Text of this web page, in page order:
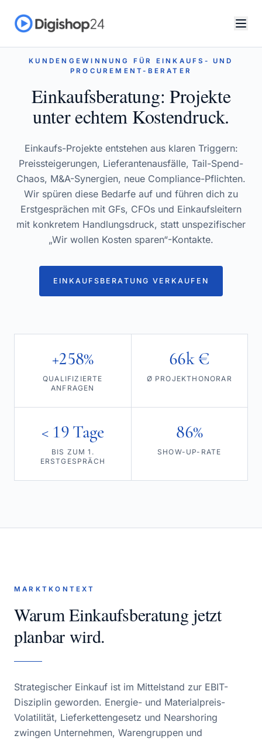
KUNDENGEWINNUNG FÜR EINKAUFS- UND
PROCUREMENT-BERATER
Einkaufsberatung: Projekte
unter echtem Kostendruck.
Einkaufs-Projekte entstehen aus klaren Triggern:
Preissteigerungen, Lieferantenausfälle, Tail-Spend-
Chaos, M&A-Synergien, neue Compliance-Pflichten.
Wir spüren diese Bedarfe auf und führen dich zu
Erstgesprächen mit GFs, CFOs und Einkaufsleitern
mit konkretem Handlungsdruck, statt unspezifischer
„Wir wollen Kosten sparen“-Kontakte.
EINKAUFSBERATUNG VERKAUFEN
+258%
QUALIFIZIERTE
ANFRAGEN
66k €
Ø PROJEKTHONORAR
< 19 Tage
BIS ZUM 1.
ERSTGESPRÄCH
86%
SHOW-UP-RATE
MARKTKONTEXT
WarumEinkaufsberatung jetzt
planbar wird.
Strategischer Einkauf ist im Mittelstand zur EBIT-
Disziplin geworden. Energie- und Materialpreis-
Volatilität, Lieferkettengesetz und Nearshoring
zwingen Unternehmen, Warengruppen und